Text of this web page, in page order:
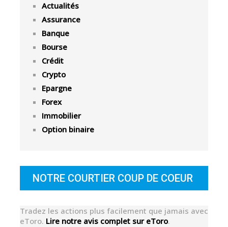
Actualités
Assurance
Banque
Bourse
Crédit
Crypto
Epargne
Forex
Immobilier
Option binaire
NOTRE COURTIER COUP DE COEUR
Tradez les actions plus facilement que jamais avec
eToro. Lire notre avis complet sur eToro.